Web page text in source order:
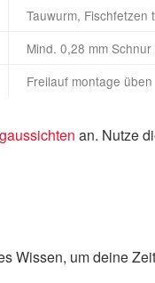
Tauwurm, Fischfetzen
Mind. 0,28 mm
Freilauf montage üben
an. Nutze
Wissen, um deine